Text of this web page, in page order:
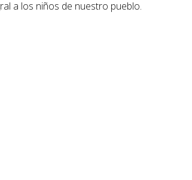
a los niños de nuestro pueblo.